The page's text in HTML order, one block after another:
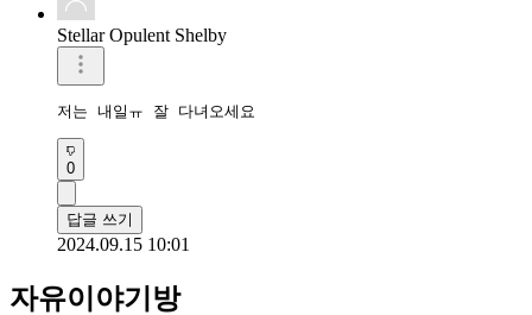
Stellar Opulent Shelby
저는 내일ㅠ 잘 다녀오세요
0
답글 쓰기
2024.09.15 10:01
자유이야기방